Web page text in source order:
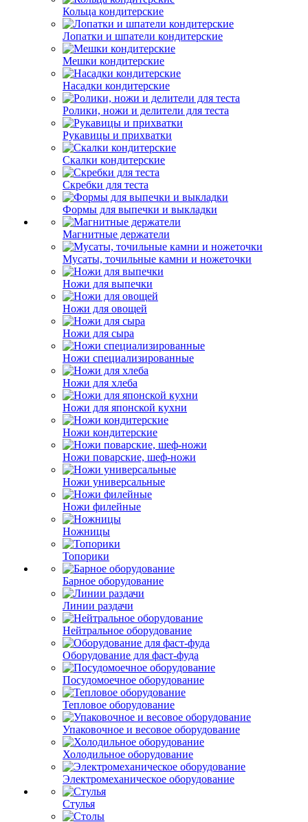
Кольца кондитерские
Лопатки и шпатели кондитерские
Мешки кондитерские
Насадки кондитерские
Ролики, ножи и делители для теста
Рукавицы и прихватки
Скалки кондитерские
Скребки для теста
Формы для выпечки и выкладки
Магнитные держатели
Мусаты, точильные камни и ножеточки
Ножи для выпечки
Ножи для овощей
Ножи для сыра
Ножи специализированные
Ножи для хлеба
Ножи для японской кухни
Ножи кондитерские
Ножи поварские, шеф-ножи
Ножи универсальные
Ножи филейные
Ножницы
Топорики
Барное оборудование
Линии раздачи
Нейтральное оборудование
Оборудование для фаст-фуда
Посудомоечное оборудование
Тепловое оборудование
Упаковочное и весовое оборудование
Холодильное оборудование
Электромеханическое оборудование
Стулья